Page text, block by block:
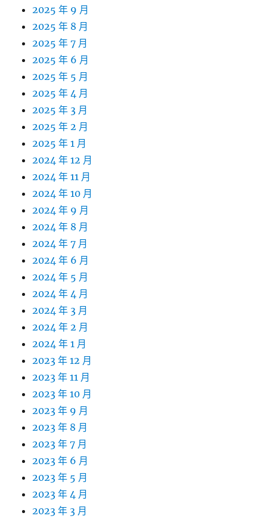
2025 年 9 月
2025 年 8 月
2025 年 7 月
2025 年 6 月
2025 年 5 月
2025 年 4 月
2025 年 3 月
2025 年 2 月
2025 年 1 月
2024 年 12 月
2024 年 11 月
2024 年 10 月
2024 年 9 月
2024 年 8 月
2024 年 7 月
2024 年 6 月
2024 年 5 月
2024 年 4 月
2024 年 3 月
2024 年 2 月
2024 年 1 月
2023 年 12 月
2023 年 11 月
2023 年 10 月
2023 年 9 月
2023 年 8 月
2023 年 7 月
2023 年 6 月
2023 年 5 月
2023 年 4 月
2023 年 3 月